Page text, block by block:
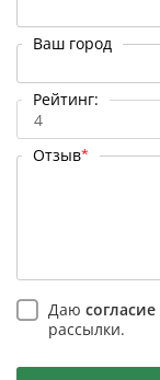
Ваш город
Рейтинг:
4
Отзыв*
Даю согласие
рассылки.